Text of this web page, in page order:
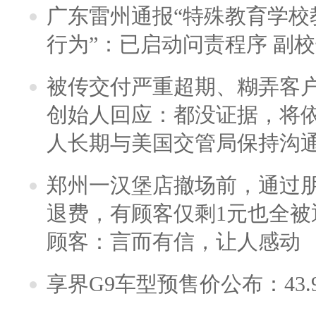
广东雷州通报“特殊教育学
行为”：已启动问责程序 副
被传交付严重超期、糊弄客
创始人回应：都没证据，将
人长期与美国交管局保持沟
郑州一汉堡店撤场前，通过
退费，有顾客仅剩1元也全
顾客：言而有信，让人感动
享界G9车型预售价公布：